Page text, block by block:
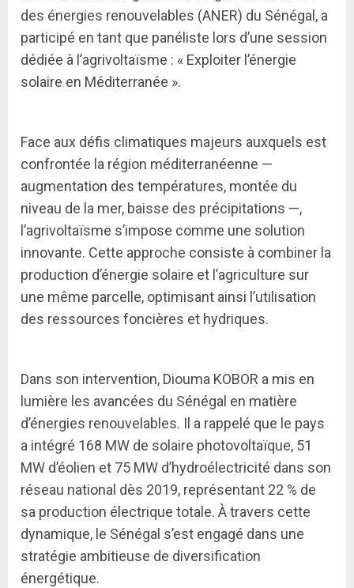
des énergies renouvelables (ANER) du Sénégal, a
participé en tant que panéliste lors d’une session
dédiée à l’agrivoltaïsme : « Exploiter l’énergie
solaire en Méditerranée ».
Face aux défis climatiques majeurs auxquels est
confrontée la région méditerranéenne —
augmentation des températures, montée du
niveau de la mer, baisse des précipitations —,
l’agrivoltaïsme s’impose comme une solution
innovante. Cette approche consiste à combiner la
production d’énergie solaire et l’agriculture sur
une même parcelle, optimisant ainsi l’utilisation
des ressources foncières et hydriques.
Dans son intervention, Diouma KOBOR a mis en
lumière les avancées du Sénégal en matière
d’énergies renouvelables. Il a rappelé que le pays
a intégré 168 MW de solaire photovoltaïque, 51
MW d’éolien et 75 MW d’hydroélectricité dans son
réseau national dès 2019, représentant 22 % de
sa production électrique totale. À travers cette
dynamique, le Sénégal s’est engagé dans une
stratégie ambitieuse de diversification
énergétique.